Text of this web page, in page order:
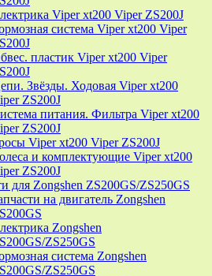
Viper xt200 Viper ZS200J
система Viper xt200 Viper
пластик Viper xt200 Viper
Звёзды. Ходовая Viper xt200
ZS200J
питания. Фильтра Viper xt200
ZS200J
Viper xt200 Viper ZS200J
и комплектующие Viper xt200
ZS200J
для Zongshen ZS200GS/ZS250GS
на двигатель Zongshen
Zongshen
ZS250GS
система Zongshen
ZS250GS